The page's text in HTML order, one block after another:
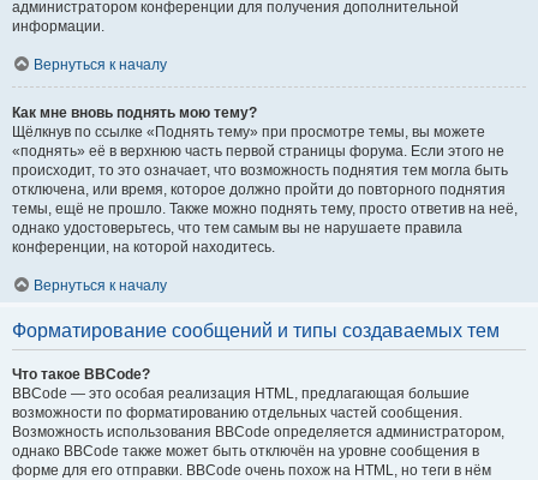
администратором конференции для получения дополнительной
информации.
Вернуться к началу
Как мне вновь поднять мою тему?
Щёлкнув по ссылке «Поднять тему» при просмотре темы, вы можете
«поднять» её в верхнюю часть первой страницы форума. Если этого не
происходит, то это означает, что возможность поднятия тем могла быть
отключена, или время, которое должно пройти до повторного поднятия
темы, ещё не прошло. Также можно поднять тему, просто ответив на неё,
однако удостоверьтесь, что тем самым вы не нарушаете правила
конференции, на которой находитесь.
Вернуться к началу
Форматирование сообщений и типы создаваемых тем
Что такое BBCode?
BBCode — это особая реализация HTML, предлагающая большие
возможности по форматированию отдельных частей сообщения.
Возможность использования BBCode определяется администратором,
однако BBCode также может быть отключён на уровне сообщения в
форме для его отправки. BBCode очень похож на HTML, но теги в нём